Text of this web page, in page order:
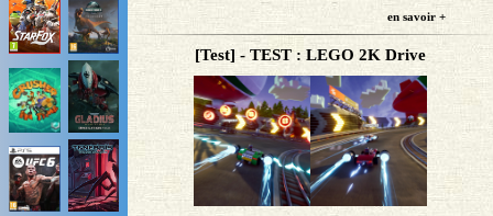
en savoir +
[Test] - TEST : LEGO 2K Drive